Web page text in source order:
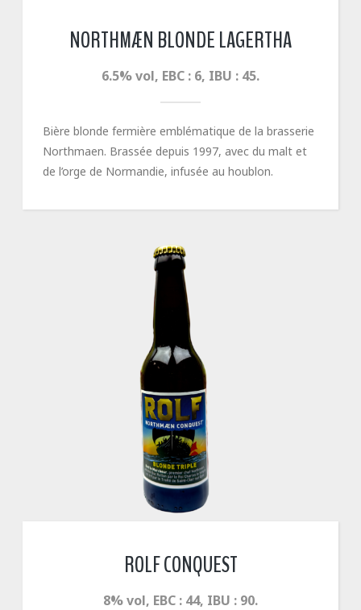
NORTHMÆN BLONDE LAGERTHA
6.5% vol, EBC : 6, IBU : 45.
Bière blonde fermière emblématique de la brasserie
Northmaen. Brassée depuis 1997, avec du malt et
de l’orge de Normandie, infusée au houblon.
ROLF CONQUEST
8% vol, EBC : 44, IBU : 90.